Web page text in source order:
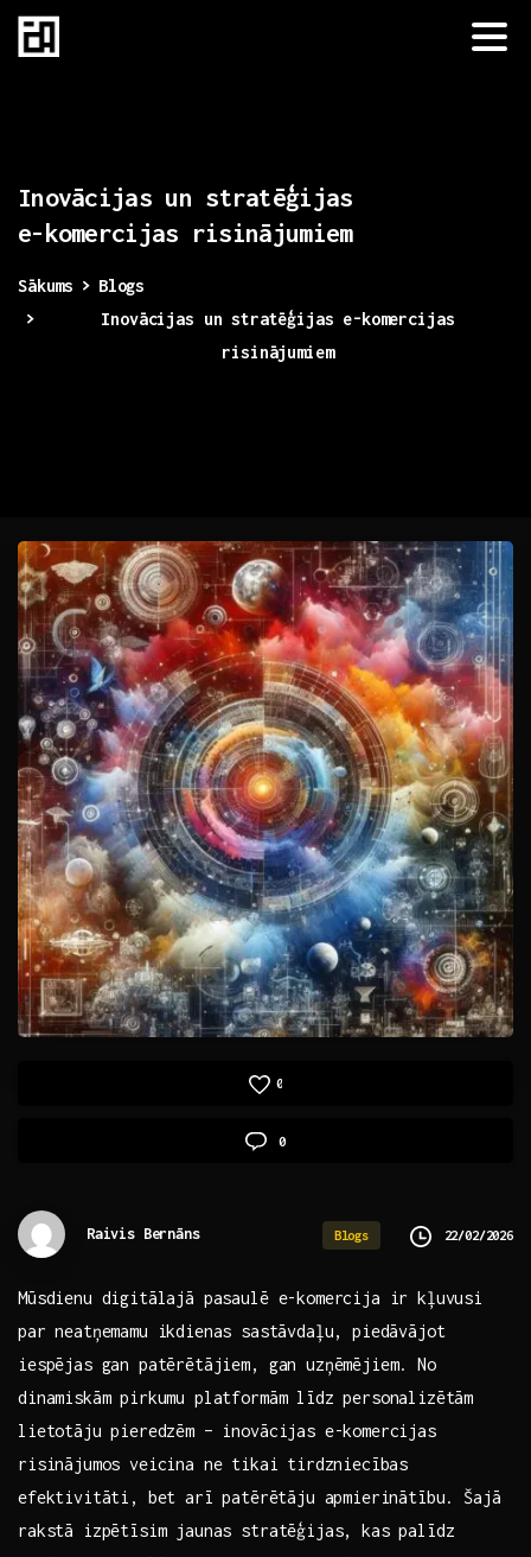
Inovācijas un stratēģijas
e-komercijas risinājumiem
Sākums
Blogs
Inovācijas un stratēģijas e-komercijas
risinājumiem
0
0
Raivis Bernāns Blogs 22/02/2026
Mūsdienu digitālajā pasaulē e-komercija ir kļuvusi
par‌ neatņemamu ikdienas ⁣sastāvdaļu, piedāvājot
iespējas gan patērētājiem, gan uzņēmējiem. No
dinamiskām pirkumu platformām līdz personalizētām
lietotāju pieredzēm – inovācijas e-komercijas⁣
risinājumos veicina ne⁢ tikai tirdzniecības
‌efektivitāti, bet arī ⁣patērētāju apmierinātību. Šajā
rakstā izpētīsim jaunas stratēģijas, kas ‌palīdz